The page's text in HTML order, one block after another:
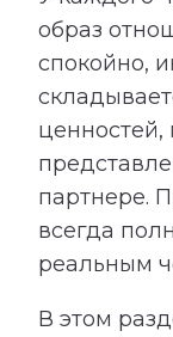
образ
спокойно,
партнере.
всегда
реальным
В этом